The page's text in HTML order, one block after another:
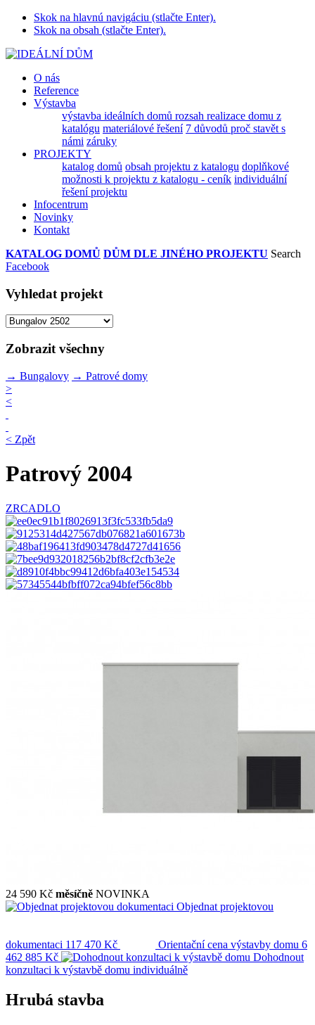
Skok na hlavnú navigáciu (stlačte Enter).
Skok na obsah (stlačte Enter).
O nás
Reference
Výstavba
výstavba ideálních domů rozsah realizace domu z
katalógu materiálové řešení 7 důvodů proč stavět s
námi záruky
PROJEKTY
katalog domů obsah projektu z katalogu doplňkové
možnosti k projektu z katalogu - ceník individuální
řešení projektu
Infocentrum
Novinky
Kontakt
KATALOG DOMŮ DŮM DLE JINÉHO PROJEKTU Search
Facebook
Vyhledat projekt
Zobrazit všechny
→ Bungalovy → Patrové domy
>
<
< Zpět
Patrový 2004
ZRCADLO
24 590 Kč měsíčně NOVINKA
Objednat projektovou
dokumentaci 117 470 Kč Orientační cena výstavby domu 6
462 885 Kč
Dohodnout
konzultaci k výstavbě domu individuálně
Hrubá stavba